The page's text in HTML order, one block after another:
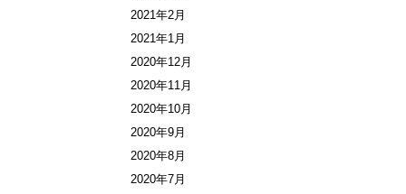
2021年2月
2021年1月
2020年12月
2020年11月
2020年10月
2020年9月
2020年8月
2020年7月